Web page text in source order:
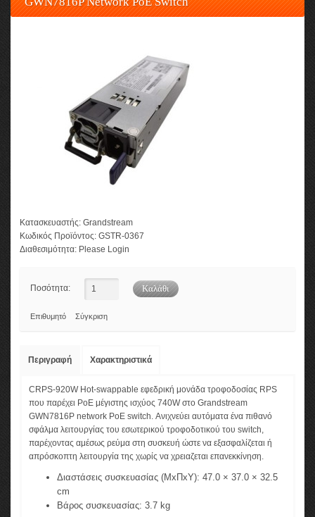
Κατασκευαστής: Grandstream
Κωδικός Προϊόντος: GSTR-0367
Διαθεσιμότητα: Please Login
Ποσότητα:
Επιθυμητό Σύγκριση
Περιγραφή Χαρακτηριστικά
CRPS-920W Hot-swappable εφεδρική μονάδα τροφοδοσίας RPS
που παρέχει PoE μέγιστης ισχύος 740W στο Grandstream
GWN7816P network PoE switch. Ανιχνεύει αυτόματα ένα πιθανό
σφάλμα λειτουργίας του εσωτερικού τροφοδοτικού του switch,
παρέχοντας αμέσως ρεύμα στη συσκευή ώστε να εξασφαλίζεται ή
απρόσκοπτη λειτουργία της χωρίς να χρειαζεται επανεκκίνηση.
Διαστάσεις συσκευασίας (ΜxΠxΥ): 47.0 × 37.0 × 32.5
cm
Βάρος συσκευασίας: 3.7 kg